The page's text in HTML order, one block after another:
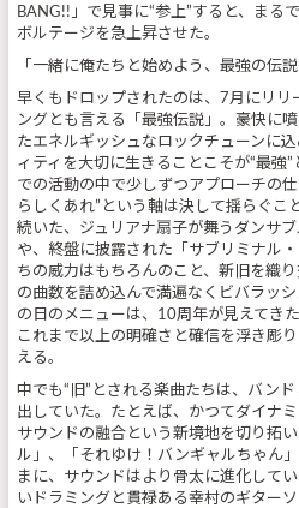
BANG!!」で見事に“参上”すると、まる
ボルテージを急上昇させた。
「一緒に俺たちと始めよう、最強の伝
早くもドロップされたのは、7月にリリ
ングとも言える「最強伝説」。豪快に
たエネルギッシュなロックチューンに
ィティを大切に生きることこそが“最強
での活動の中で少しずつアプローチの
らしくあれ”という軸は決して揺らぐこ
続いた、ジュリアナ扇子が舞うダンサ
や、終盤に披露された「サブリミナル
ちの威力はもちろんのこと、新旧を織
の曲数を詰め込んで満遍なくビバラッ
の日のメニューは、10周年が見えてき
これまで以上の明確さと確信を浮き彫
える。
中でも“旧”とされる楽曲たちは、バン
出していた。たとえば、かつてダイナ
サウンドの融合という新境地を切り拓
ル」、「それゆけ！バンギャルちゃん
まに、サウンドはより骨太に進化して
いドラミングと貫禄ある幸村のギター